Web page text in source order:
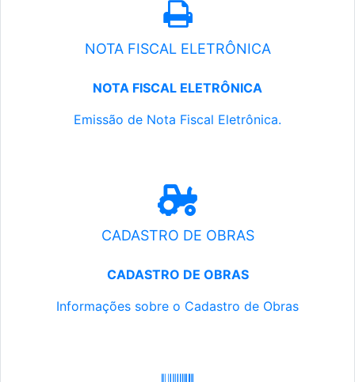
NOTA FISCAL ELETRÔNICA
NOTA FISCAL ELETRÔNICA
Emissão de Nota Fiscal Eletrônica.
CADASTRO DE OBRAS
CADASTRO DE OBRAS
Informações sobre o Cadastro de Obras